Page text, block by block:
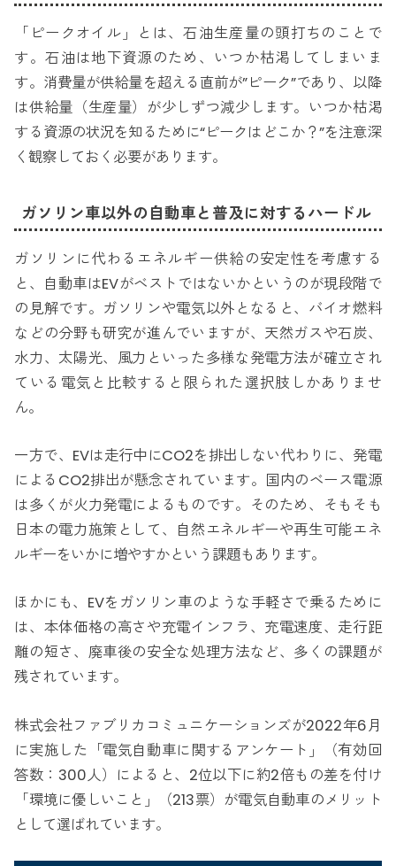
「ピークオイル」とは、石油生産量の頭打ちのことで
す。石油は地下資源のため、いつか枯渇してしまいま
す。消費量が供給量を超える直前が”ピーク”であり、以降
は供給量（生産量）が少しずつ減少します。いつか枯渇
する資源の状況を知るために“ピークはどこか？”を注意深
く観察しておく必要があります。
ガソリン車以外の自動車と普及に対するハードル
ガソリンに代わるエネルギー供給の安定性を考慮する
と、自動車はEVがベストではないかというのが現段階で
の見解です。ガソリンや電気以外となると、バイオ燃料
などの分野も研究が進んでいますが、天然ガスや石炭、
水力、太陽光、風力といった多様な発電方法が確立され
ている電気と比較すると限られた選択肢しかありませ
ん。
一方で、EVは走行中にCO2を排出しない代わりに、発電
によるCO2排出が懸念されています。国内のベース電源
は多くが火力発電によるものです。そのため、そもそも
日本の電力施策として、自然エネルギーや再生可能エネ
ルギーをいかに増やすかという課題もあります。
ほかにも、EVをガソリン車のような手軽さで乗るために
は、本体価格の高さや充電インフラ、充電速度、走行距
離の短さ、廃車後の安全な処理方法など、多くの課題が
残されています。
株式会社ファブリカコミュニケーションズが2022年6月
に実施した「電気自動車に関するアンケート」（有効回
答数：300人）によると、2位以下に約2倍もの差を付け
「環境に優しいこと」（213票）が電気自動車のメリット
として選ばれています。